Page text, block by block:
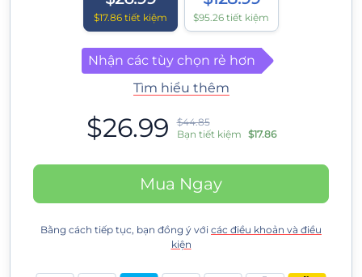
$17.86 tiết kiệm $95.26 tiết kiệm
Nhận các tùy chọn rẻ hơn
Tìm hiểu thêm
$26.99
$44.85
Bạn tiết kiệm $17.86
Mua Ngay
Bằng cách tiếp tục, bạn đồng ý với các điều khoản và điều
kiện